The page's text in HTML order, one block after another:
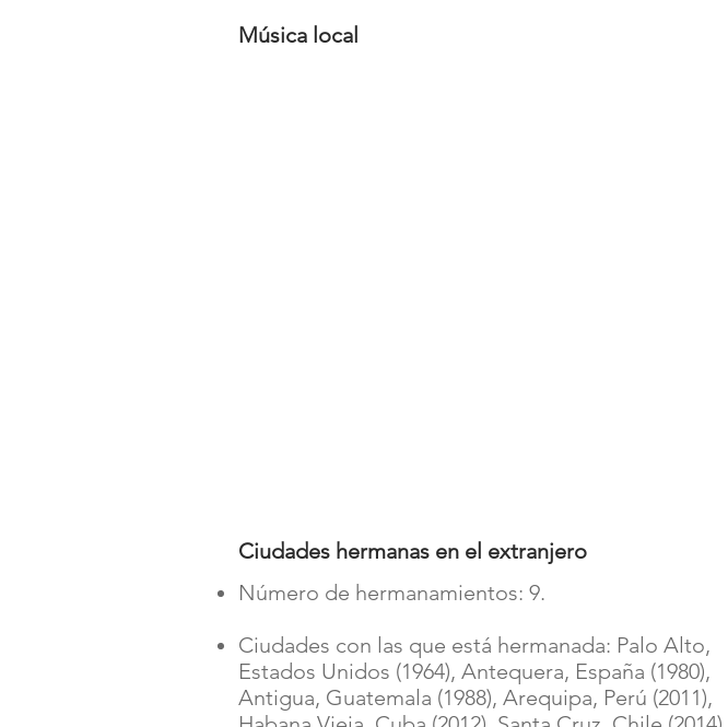
Música local
Ciudades hermanas en el extranjero
Número de hermanamientos: 9.
Ciudades con las que está hermanada: Palo Alto,
Estados Unidos (1964), Antequera, España (1980),
Antigua, Guatemala (1988), Arequipa, Perú (2011),